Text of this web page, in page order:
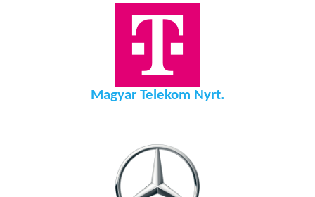
Magyar Telekom Nyrt.